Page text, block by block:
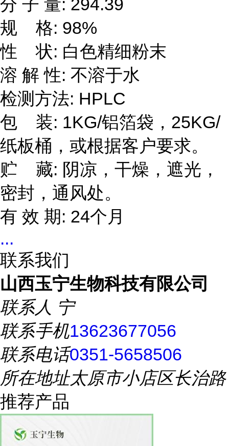
分 子 量: 294.39
规 格: 98%
性 状: 白色精细粉末
溶 解 性: 不溶于水
检测方法: HPLC
包 装: 1KG/铝箔袋，25KG/
纸板桶，或根据客户要求。
贮 藏: 阴凉，干燥，遮光，
密封，通风处。
有 效 期: 24个月
...
联系我们
山西玉宁生物科技有限公司
联系人 宁
联系手机13623677056
联系电话0351-5658506
所在地址太原市小店区长治路
推荐产品